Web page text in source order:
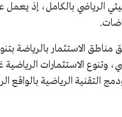
الرياضي بالكامل، إذ
الاستثمار بالرياضة
وتنوع الاستثمارات
التقنية الرياضية بالواقع